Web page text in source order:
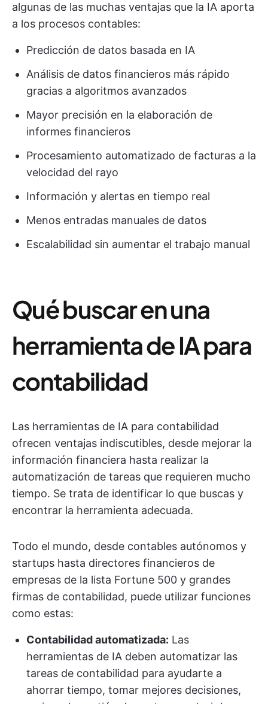
algunas de las muchas ventajas que la IA aporta
a los procesos contables:
Predicción de datos basada en IA
Análisis de datos financieros más rápido
gracias a algoritmos avanzados
Mayor precisión en la elaboración de
informes financieros
Procesamiento automatizado de facturas a la
velocidad del rayo
Información y alertas en tiempo real
Menos entradas manuales de datos
Escalabilidad sin aumentar el trabajo manual
Qué buscar en una
herramienta de IA para
contabilidad
Las herramientas de IA para contabilidad
ofrecen ventajas indiscutibles, desde mejorar la
información financiera hasta realizar la
automatización de tareas que requieren mucho
tiempo. Se trata de identificar lo que buscas y
encontrar la herramienta adecuada.
Todo el mundo, desde contables autónomos y
startups hasta directores financieros de
empresas de la lista Fortune 500 y grandes
firmas de contabilidad, puede utilizar funciones
como estas:
Contabilidad automatizada: Las
herramientas de IA deben automatizar las
tareas de contabilidad para ayudarte a
ahorrar tiempo, tomar mejores decisiones,